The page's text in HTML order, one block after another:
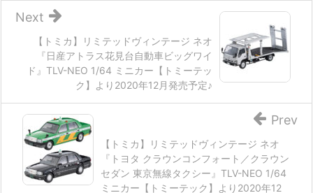
【トミカ】リミテッドヴィンテージ ネオ
『日産アトラス花見台自動車ビッグワイ
ド』TLV-NEO 1/64 ミニカー【トミーテッ
ク】より2020年12月発売予定♪
Next
【トミカ】リミテッドヴィンテージ ネオ
『トヨタ クラウンコンフォート／クラウン
セダン 東京無線タクシー』TLV-NEO 1/64
ミニカー【トミーテック】より2020年12
Prev